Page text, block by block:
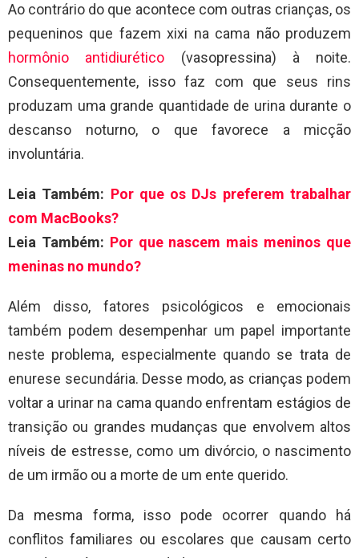
Ao contrário do que acontece com outras crianças, os
pequeninos que fazem xixi na cama não produzem
hormônio antidiurético (vasopressina) à noite.
Consequentemente, isso faz com que seus rins
produzam uma grande quantidade de urina durante o
descanso noturno, o que favorece a micção
involuntária.
Leia Também: Por que os DJs preferem trabalhar
com MacBooks?
Leia Também: Por que nascem mais meninos que
meninas no mundo?
Além disso, fatores psicológicos e emocionais
também podem desempenhar um papel importante
neste problema, especialmente quando se trata de
enurese secundária. Desse modo, as crianças podem
voltar a urinar na cama quando enfrentam estágios de
transição ou grandes mudanças que envolvem altos
níveis de estresse, como um divórcio, o nascimento
de um irmão ou a morte de um ente querido.
Da mesma forma, isso pode ocorrer quando há
conflitos familiares ou escolares que causam certo